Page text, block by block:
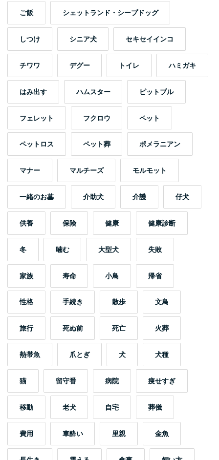
ご飯 シェットランド・シープドッグ
しつけ シニア犬 セキセイインコ
チワワ デグー トイレ ハミガキ
はみ出す ハムスター ピットブル
フェレット フクロウ ペット
ペットロス ペット葬 ポメラニアン
マナー マルチーズ モルモット
一緒のお墓 介助犬 介護 仔犬
供養 保険 健康 健康診断
冬 噛む 大型犬 失敗
家族 寿命 小鳥 帰省
性格 手続き 散歩 文鳥
旅行 死ぬ前 死亡 火葬
熱帯魚 爪とぎ 犬 犬種
猫 留守番 病院 痩せすぎ
移動 老犬 自宅 葬儀
費用 車酔い 里親 金魚